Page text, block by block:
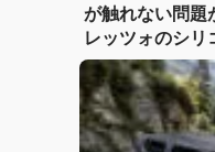
が触れない問題
レッツォのシリ
も快適すぎる!